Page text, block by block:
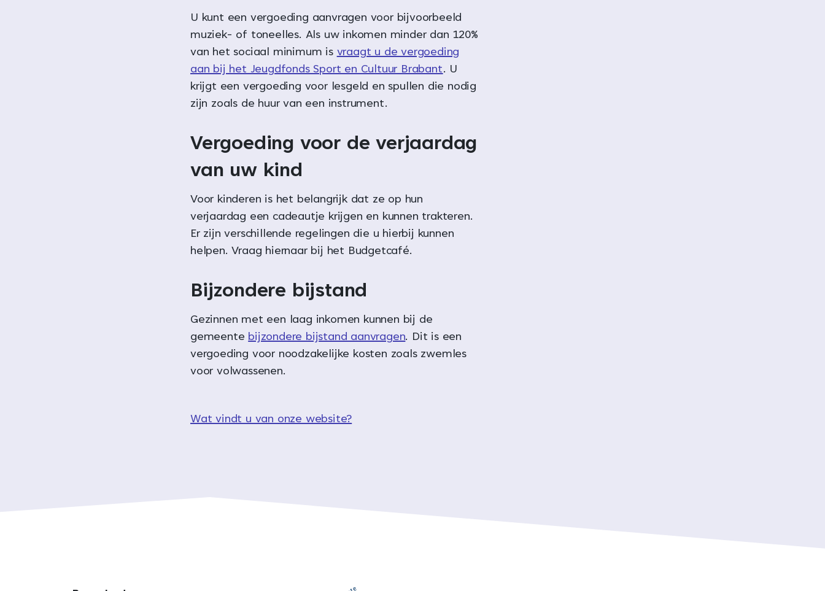
U kunt een vergoeding aanvragen voor bijvoorbeeld
muziek- of toneelles. Als uw inkomen minder dan 120%
van het sociaal minimum is vraagt u de vergoeding
aan bij het Jeugdfonds Sport en Cultuur Brabant. U
krijgt een vergoeding voor lesgeld en spullen die nodig
zijn zoals de huur van een instrument.
Vergoeding voor de verjaardag
van uw kind
Voor kinderen is het belangrijk dat ze op hun
verjaardag een cadeautje krijgen en kunnen trakteren.
Er zijn verschillende regelingen die u hierbij kunnen
helpen. Vraag hiernaar bij het Budgetcafé.
Bijzondere bijstand
Gezinnen met een laag inkomen kunnen bij de
gemeente bijzondere bijstand aanvragen. Dit is een
vergoeding voor noodzakelijke kosten zoals zwemles
voor volwassenen.
Wat vindt u van onze website?